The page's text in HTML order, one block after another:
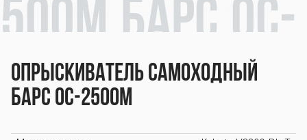
500М Барс ОС-
2500М Барс О
Опрыскиватель самоходный
Барс ОС-2500М